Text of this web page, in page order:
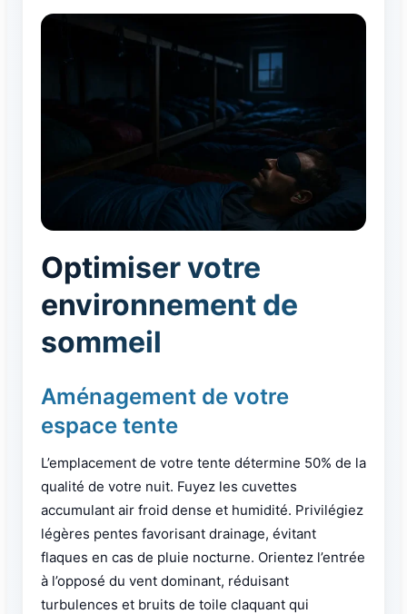
Optimiser votre
environnement de
sommeil
Aménagement de votre
espace tente
L’emplacement de votre tente détermine 50% de la
qualité de votre nuit. Fuyez les cuvettes
accumulant air froid dense et humidité. Privilégiez
légères pentes favorisant drainage, évitant
flaques en cas de pluie nocturne. Orientez l’entrée
à l’opposé du vent dominant, réduisant
turbulences et bruits de toile claquant qui